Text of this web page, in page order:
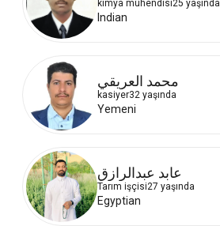
kimya mühendisi25 yaşında
Indian
محمد العريقي
kasiyer32 yaşında
Yemeni
عابد عبدالرازق
Tarım işçisi27 yaşında
Egyptian